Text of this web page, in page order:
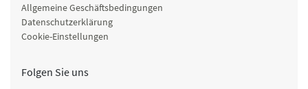
Ernährung
Ernährungsberatung und Schulungen, Lehrküche,
energiedefinierte Kost, Sonderernährung, Diabetes Kost,
Elektrotherapie
Allgemeine Geschäftsbedingungen
Datenschutzerklärung
Cookie-Einstellungen
Folgen Sie uns